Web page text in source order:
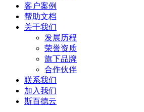
客户案例
帮助文档
关于我们
发展历程
荣誉资质
旗下品牌
合作伙伴
联系我们
加入我们
斯百德云